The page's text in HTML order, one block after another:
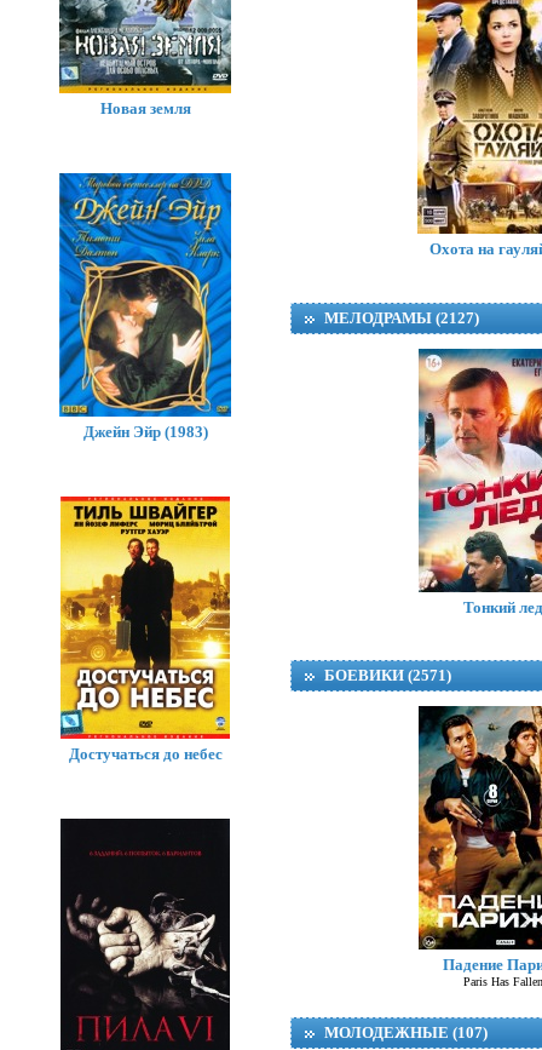
Охота на
МЕЛОДРАМЫ (2127)
Тонкий лед
БОЕВИКИ (2571)
Падение
Paris Has Fallen
МОЛОДЕЖНЫЕ (107)
Новая земля
Джейн Эйр (1983)
Достучаться до небес